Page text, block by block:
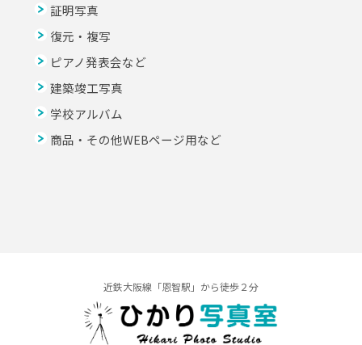
証明写真
復元・複写
ピアノ発表会など
建築竣工写真
学校アルバム
商品・その他WEBページ用など
近鉄大阪線「恩智駅」から徒歩２分